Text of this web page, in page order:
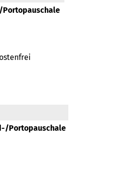
Portopauschale
Portopauschale